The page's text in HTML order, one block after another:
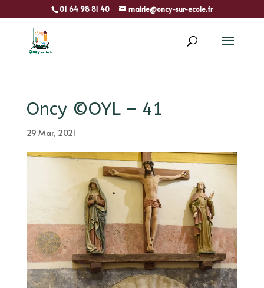
01 64 98 81 40 mairie@oncy-sur-ecole.fr
Oncy ©OYL – 41
29 Mar, 2021